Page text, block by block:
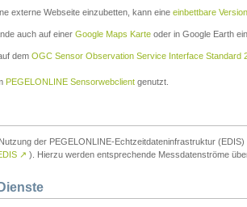
externe Webseite einzubetten, kann eine einbettbare Version
auch auf einer Google Maps Karte oder in Google Earth
dem OGC Sensor Observation Service Interface Standard
PEGELONLINE Sensorwebclient genutzt.
der PEGELONLINE-Echtzeitdateninfrastruktur
↗ ). Hierzu werden entsprechende Messdatenströme